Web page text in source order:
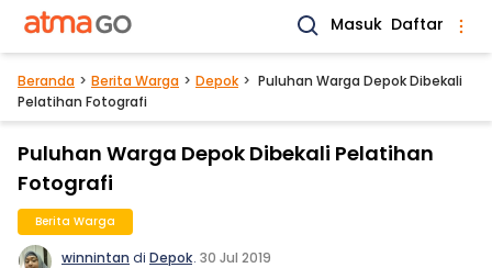
Masuk Daftar
Beranda Berita Warga Depok
Puluhan Warga Depok Dibekali
Pelatihan Fotografi
Puluhan Warga Depok Dibekali Pelatihan
Fotografi
Berita Warga
winnintan di Depok. 30 Jul 2019